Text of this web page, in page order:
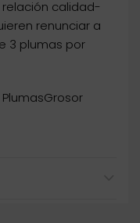
calidad-
renunciar a
3 plumas por